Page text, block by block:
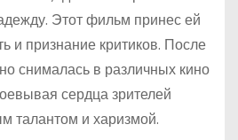
Этот фильм принес ей
и признание критиков. После
снималась в различных кино
сердца зрителей
талантом и харизмой.